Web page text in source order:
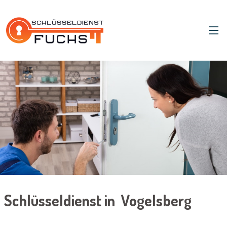
Schlüsseldienst in Vogelsberg